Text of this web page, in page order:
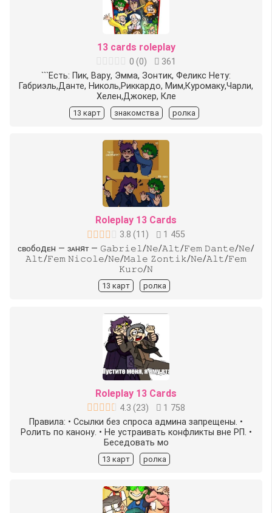
13 cards roleplay
0 (0)
361
```Есть: Пик, Вару, Эмма, Зонтик, Феликс Нету:
Габриэль,Данте, Николь,Риккардо, Мим,Куромаку,Чарли,
Хелен,Джокер, Кле
13 карт знакомства ролка
Roleplay 13 Cards
3.8 (11 )
1 455
ᴄʙᴏбᴏдᴇн — ɜᴀняᴛ — 𝙶𝚊𝚋𝚛𝚒𝚎𝚕/𝙽𝚎/𝙰𝚕𝚝/𝙵𝚎𝚖 𝙳𝚊𝚗𝚝𝚎/𝙽𝚎/
𝙰𝚕𝚝/𝙵𝚎𝚖 𝙽𝚒𝚌𝚘𝚕𝚎/𝙽𝚎/𝙼𝚊𝚕𝚎 𝚉𝚘𝚗𝚝𝚒𝚔/𝙽𝚎/𝙰𝚕𝚝/𝙵𝚎𝚖
𝙺𝚞𝚛𝚘/𝙽
13 карт ролка
Roleplay 13 Cards
4.3 (23)
1 758
Правила: • Ссылки без спроса админа запрещены. •
Ролить по канону. • Не устраивать конфликты вне РП. •
Беседовать мо
13 карт ролка